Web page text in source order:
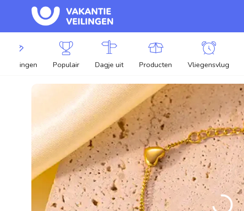
veilingen Populair Dagje uit Producten Vliegensvlug